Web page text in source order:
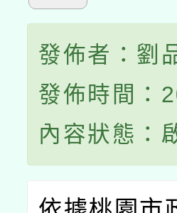
發佈者：劉
發佈時間：
內容狀態：